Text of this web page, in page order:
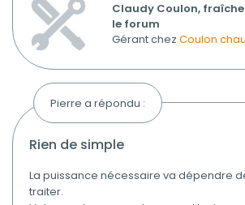
Claudy Coulon,
le forum
Gérant chez Coulon
Pierre a répondu :
rien de simple
La puissance nécessaire va dépendre
traiter.